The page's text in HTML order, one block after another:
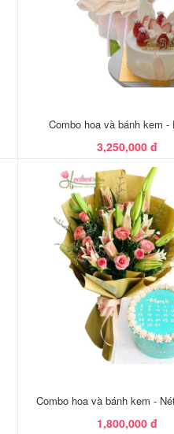
Combo hoa và bánh kem -
3,250,000 đ
Combo hoa và bánh kem -
1,800,000 đ